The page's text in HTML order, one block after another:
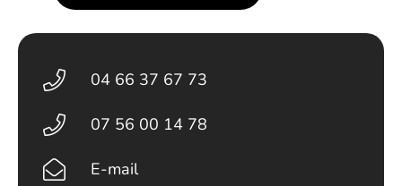
04 66 37 67 73
07 56 00 14 78
E-mail